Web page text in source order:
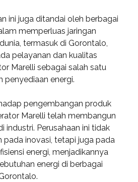
ini juga ditandai oleh berbagai
memperluas jaringan
termasuk di Gorontalo,
pelayanan dan kualitas
Marelli sebagai salah satu
penyediaan energi.
pengembangan produk
Marelli telah membangun
industri. Perusahaan ini tidak
pada inovasi, tetapi juga pada
energi, menjadikannya
energi di berbagai